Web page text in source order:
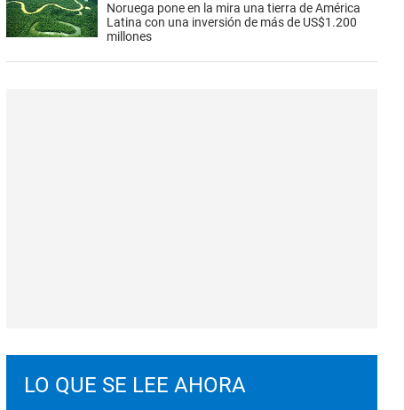
Noruega pone en la mira una tierra de América
Latina con una inversión de más de US$1.200
millones
LO QUE SE LEE AHORA